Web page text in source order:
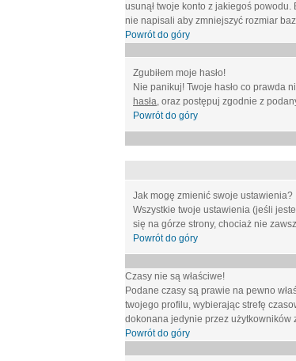
usunął twoje konto z jakiegoś
nie napisali aby zmniejszyć rozmiar
Powrót do góry
Zgubiłem moje hasło!
Nie panikuj! Twoje hasło co prawda
hasła, oraz postępuj zgodnie z
Powrót do góry
Jak mogę zmienić swoje ustawienia?
Wszystkie twoje ustawienia (jeśli
się na górze strony, chociaż nie
Powrót do góry
Czasy nie są właściwe!
Podane czasy są prawie na pewno
twojego profilu, wybierając strefę
dokonana jedynie przez użytkowników
Powrót do góry